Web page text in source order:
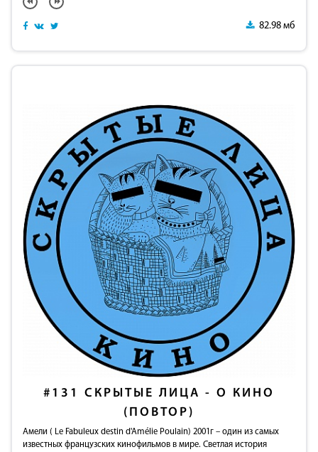
82.98 мб
#131 СКРЫТЫЕ ЛИЦА - О КИНО
(ПОВТОР)
Амели ( Le Fabuleux destin d'Amélie Poulain) 2001г – один из самых
известных французских кинофильмов в мире. Светлая история